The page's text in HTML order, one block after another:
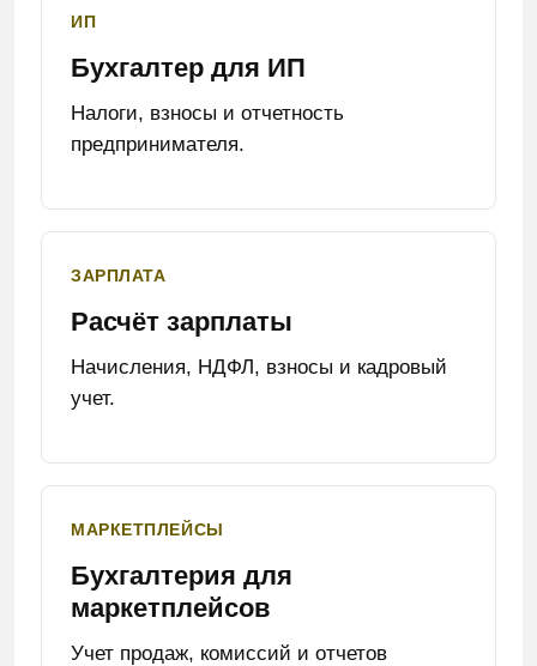
ИП
Бухгалтер для ИП
Налоги, взносы и отчетность
предпринимателя.
ЗАРПЛАТА
Расчёт зарплаты
Начисления, НДФЛ, взносы и кадровый
учет.
МАРКЕТПЛЕЙСЫ
Бухгалтерия для
маркетплейсов
Учет продаж, комиссий и отчетов